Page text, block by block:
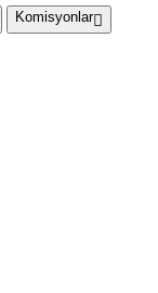
Komisyonlar